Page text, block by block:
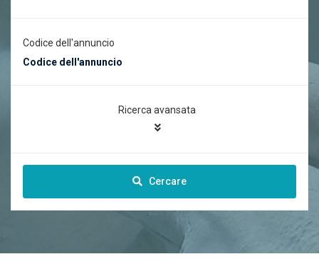
Codice dell'annuncio
Ricerca avansata
Cercare